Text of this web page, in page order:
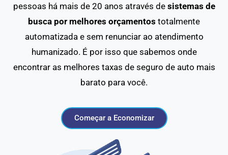
pessoas há mais de 20 anos através de sistemas de
busca por melhores orçamentos totalmente
automatizada e sem renunciar ao atendimento
humanizado. É por isso que sabemos onde
encontrar as melhores taxas de seguro de auto mais
barato para você.
Começar a Economizar